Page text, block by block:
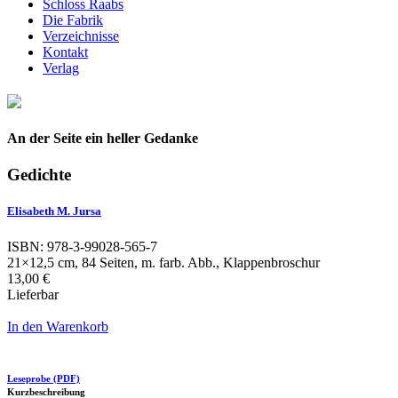
Schloss Raabs
Die Fabrik
Verzeichnisse
Kontakt
Verlag
An der Seite ein heller Gedanke
Gedichte
Elisabeth M. Jursa
ISBN: 978-3-99028-565-7
21×12,5 cm, 84 Seiten, m. farb. Abb., Klappenbroschur
13,00 €
Lieferbar
In den Warenkorb
Leseprobe (PDF)
Kurzbeschreibung